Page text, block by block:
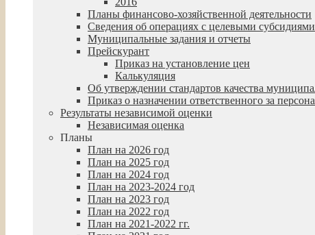
Планы финансово-хозяйственной деятельности
Сведения об операциях с целевыми субсидиями
Муниципальные задания и отчеты
Прейскурант
Приказ на установление цен
Калькуляция
Об утверждении стандартов качества
Приказ о назначении ответственного за
Результаты независимой оценки
Независимая оценка
Планы
План на 2026 год
План на 2025 год
План на 2024 год
План на 2023-2024 год
План на 2023 год
План на 2022 год
План на 2021-2022 гг.